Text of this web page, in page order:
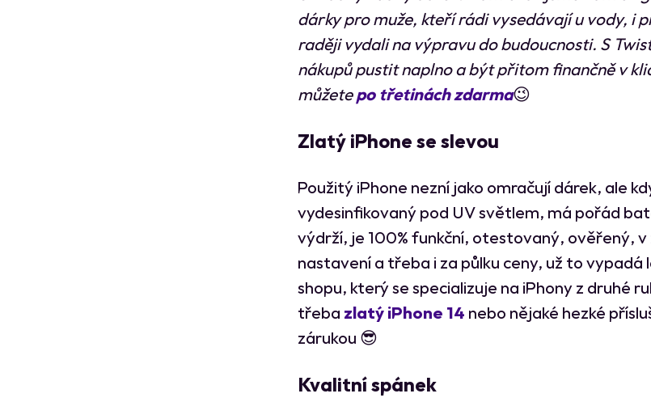
dárky pro muže, kteří rádi vysedávají u vody, i
raději vydali na výpravu do budoucnosti. S
nákupů pustit naplno a být přitom finančně v
můžetepo třetinách zdarma😉
Zlatý iPhone se slevou
Použitý iPhone nezní jako omračují dárek, ale
vydesinfikovaný pod UV světlem, má pořád
výdrží, je 100% funkční, otestovaný, ověřený, v
nastavení a třeba i za půlku ceny, už to vypadá
shopu, který se specializuje na iPhony z druhé
třeba zlatý iPhone 14 nebo nějaké hezké
zárukou 😎
Kvalitní spánek